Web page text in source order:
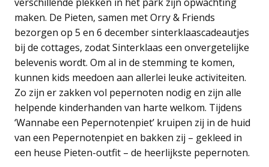
maken. De Pieten, samen met Orry & Friends
bezorgen op 5 en 6 december sinterklaascadeautjes
bij de cottages, zodat Sinterklaas een onvergetelijke
belevenis wordt. Om al in de stemming te komen,
kunnen kids meedoen aan allerlei leuke activiteiten.
Zo zijn er zakken vol pepernoten nodig en zijn alle
helpende kinderhanden van harte welkom. Tijdens
‘Wannabe een Pepernotenpiet’ kruipen zij in de huid
van een Pepernotenpiet en bakken zij – gekleed in
een heuse Pieten-outfit – de heerlijkste pepernoten.